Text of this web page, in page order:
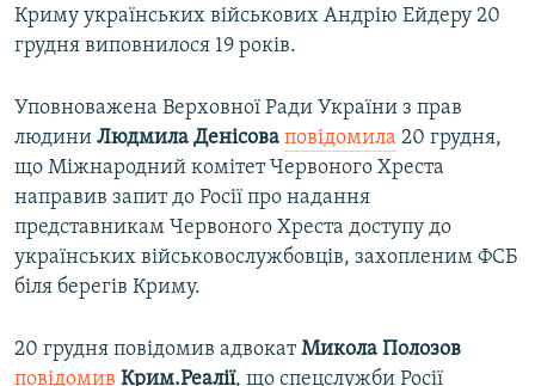
Криму українських військових Андрію Ейдеру 20
грудня виповнилося 19 років.
Уповноважена Верховної Ради України з прав
людини Людмила Денісова повідомила 20 грудня,
що Міжнародний комітет Червоного Хреста
направив запит до Росії про надання
представникам Червоного Хреста доступу до
українських військовослужбовців, захопленим ФСБ
біля берегів Криму.
20 грудня повідомив адвокатМикола Полозов
повідомив Крим.Реалії, що спецслужби Росії